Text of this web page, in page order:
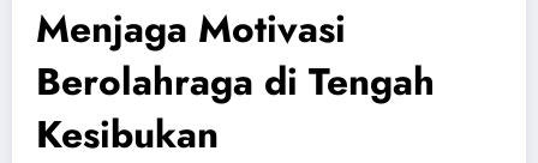
Menjaga Motivasi
Berolahraga di Tengah
Kesibukan